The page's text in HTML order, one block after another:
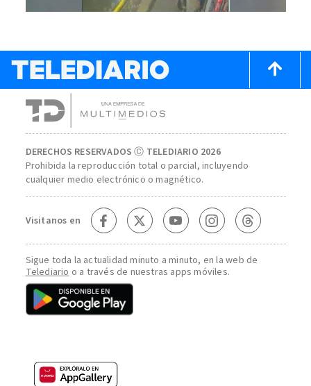
DERECHOS RESERVADOS Ⓒ TELEDIARIO 2026
Prohibida la reproducción total o parcial, incluyendo
cualquier medio electrónico o magnético.
Visitanos en
Sigue toda la actualidad minuto a minuto, en la web de
Telediarioo a través de nuestras apps móviles.